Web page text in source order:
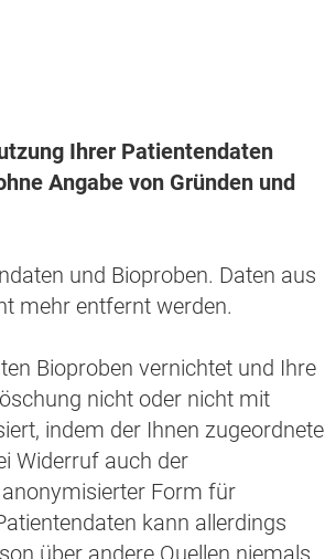
Ihrer Patientendaten
Angabe von Gründen und
und Bioproben. Daten aus
mehr entfernt werden.
Bioproben vernichtet und Ihre
nicht oder nicht mit
indem der Ihnen zugeordnete
Widerruf auch der
Form für
kann allerdings
über andere Quellen niemals